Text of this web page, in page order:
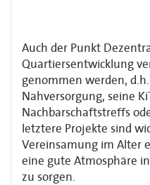
Auch der Punkt
Quartiersentwicklung
genommen werden,
Nahversorgung, seine
Nachbarschaftstreffs
letztere Projekte sind
Vereinsamung im Alter
eine gute Atmosphäre
zu sorgen.